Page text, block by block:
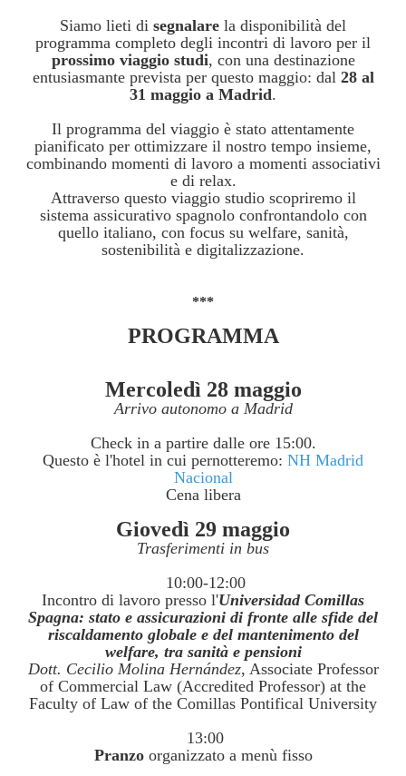
Siamo lieti di segnalare la disponibilità del
programma completo degli incontri di lavoro per il
prossimo viaggio studi, con una destinazione
entusiasmante prevista per questo maggio: dal 28 al
31 maggio a Madrid.
Il programma del viaggio è stato attentamente
pianificato per ottimizzare il nostro tempo insieme,
combinando momenti di lavoro a momenti associativi
e di relax.
Attraverso questo viaggio studio scopriremo il
sistema assicurativo spagnolo confrontandolo con
quello italiano, con focus su welfare, sanità,
sostenibilità e digitalizzazione.
***
PROGRAMMA
Mercoledì 28 maggio
Arrivo autonomo a Madrid
Check in a partire dalle ore 15:00.
Questo è l'hotel in cui pernotteremo: NH Madrid
Nacional
Cena libera
Giovedì 29 maggio
Trasferimenti in bus
10:00-12:00
Incontro di lavoro presso l'Universidad Comillas
Spagna: stato e assicurazioni di fronte alle sfide del
riscaldamento globale e del mantenimento del
welfare, tra sanità e pensioni
Dott. Cecilio Molina Hernández, Associate Professor
of Commercial Law (Accredited Professor) at the
Faculty of Law of the Comillas Pontifical University
13:00
Pranzoorganizzato a menù fisso